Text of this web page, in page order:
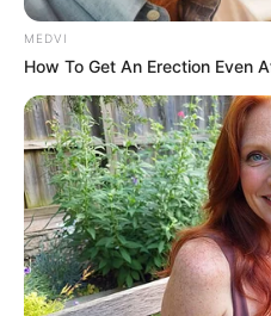
Camera!
BRAINBERRIES
MEDVI
How To Get An Erection Even